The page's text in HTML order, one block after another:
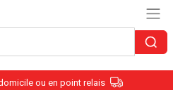
ou en point relais